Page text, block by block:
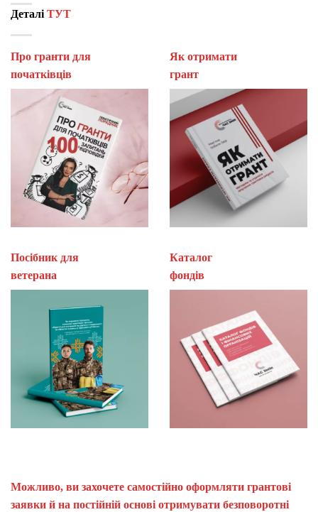
Деталі ТУТ
Про гранти для
початківців
Як отримати
Посібник для
ветерана
Каталог
Можливо, ви захочете самостійно оформляти грантові
заявки й на постійній основі отримувати безповоротні